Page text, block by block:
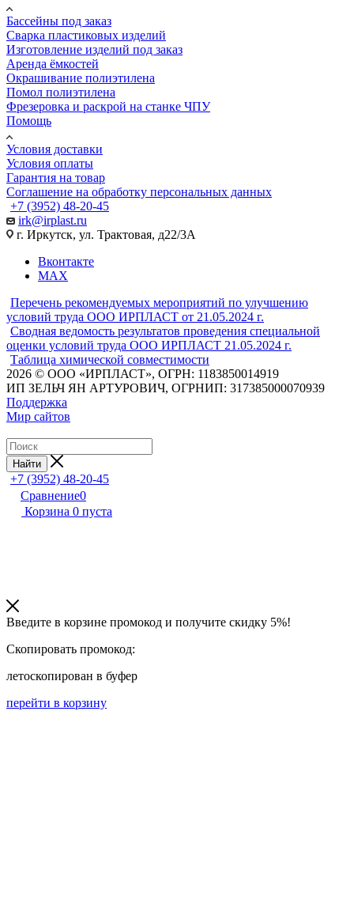
Бассейны под заказ
Сварка пластиковых изделий
Изготовление изделий под заказ
Аренда ёмкостей
Окрашивание полиэтилена
Помол полиэтилена
Фрезеровка и раскрой на станке ЧПУ
Помощь
Условия доставки
Условия оплаты
Гарантия на товар
Соглашение на обработку персональных данных
+7 (3952) 48-20-45
irk@irplast.ru
г. Иркутск, ул. Трактовая, д22/3А
Вконтакте
MAX
Перечень рекомендуемых мероприятий по улучшению
условий труда ООО ИРПЛАСТ от 21.05.2024 г.
Сводная ведомость результатов проведения специальной
оценки условий труда ООО ИРПЛАСТ 21.05.2024 г.
Таблица химической совместимости
2026 © ООО «ИРПЛАСТ», ОГРН: 1183850014919
ИП ЗЕЛЬЧ ЯН АРТУРОВИЧ, ОГРНИП: 317385000070939
Поддержка
Мир сайтов
Найти
+7 (3952) 48-20-45
Сравнение0
Корзина 0 пуста
Введите в корзине промокод и получите скидку 5%!
Скопировать промокод:
летоскопирован в буфер
перейти в корзину